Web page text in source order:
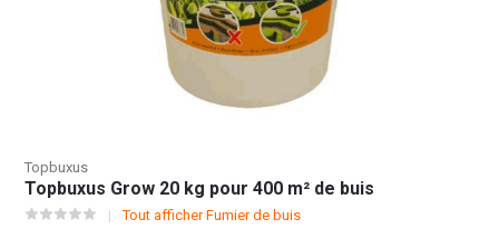
Topbuxus
Topbuxus Grow 20 kg pour 400 m² de buis
Tout afficher Fumier de buis